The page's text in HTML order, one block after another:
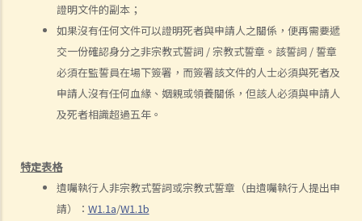
證明文件的副本；
如果沒有任何文件可以證明死者與申請人之關係，便再需要遞
交一份確認身分之非宗教式誓詞 / 宗教式誓章。該誓詞 / 誓章
必須在監誓員在場下簽署，而簽署該文件的人士必須與死者及
申請人沒有任何血緣、姻親或領養關係，但該人必須與申請人
及死者相識超過五年。
特定表格
遺囑執行人非宗教式誓詞或宗教式誓章（由遺囑執行人提出申
請）： W1.1a/W1.1b
1. 辦理死亡登記
2. 尋找死者的遺囑及檢查其銀行保險箱
1. 如何可以檢視死者的銀行保險箱？
2. 遺囑執行人 / 遺產管理人在甚麼情況下，才可提取死者於銀行保險箱
內的物品？
3. 授予遺囑認證